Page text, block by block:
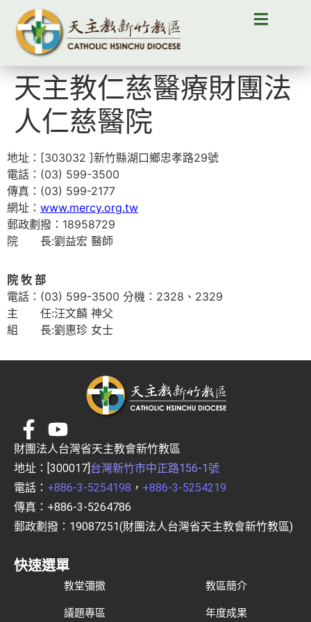
天主教仁慈醫療財團法
人仁慈醫院
地址：[303032 ]新竹縣湖口鄉忠孝路29號
電話：(03) 599-3500
傳真：(03) 599-2177
網址： www.mercy.org.tw
郵政劃撥：18958729
院 長:劉益宏 醫師
院 牧 部
電話：(03) 599-3500 分機：2328、2329
主 任:汪文麟 神父
組 長:劉惠珍 女士
財團法人台灣省天主教會新竹教區
地址：[300017]台灣新竹市中正路156-1號
電話： +886-3-5254198 ， +886-3-5254219
傳真：+886-3-5264786
郵政劃撥：19087251(財團法人台灣省天主教會新竹教區)
快速選單
教堂彌撒 教區簡介
議題專區 年度成果